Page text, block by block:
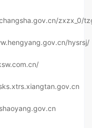
zxzx_0/
hysrsj/